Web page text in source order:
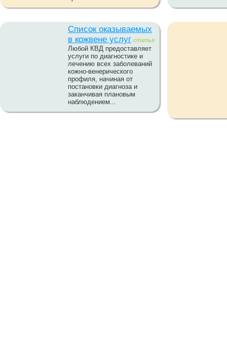
Список оказываемых
в кожвене услуг статья
Любой КВД предоставляет
услуги по диагностике и
лечению всех заболеваний
кожно-венерического
профиля, начиная от
постановки диагноза и
заканчивая плановым
наблюдением...